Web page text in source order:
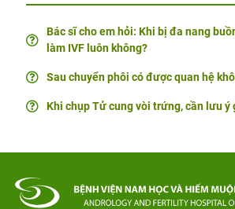
Bác sĩ cho em hỏi: Khi bị đa nang
làm IVF luôn không?
Sau chuyển phôi có được quan hệ
Khi chụp Tử cung vòi trứng, cần lưu ý